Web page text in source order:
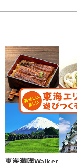
東海満喫Walker